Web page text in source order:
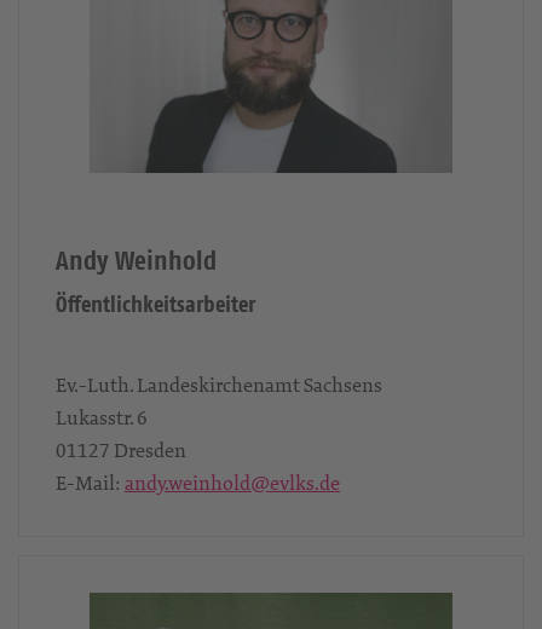
Andy Weinhold
Öffentlichkeitsarbeiter
Ev.-Luth. Landeskirchenamt Sachsens
Lukasstr. 6
01127 Dresden
E-Mail: andy.weinhold@evlks.de